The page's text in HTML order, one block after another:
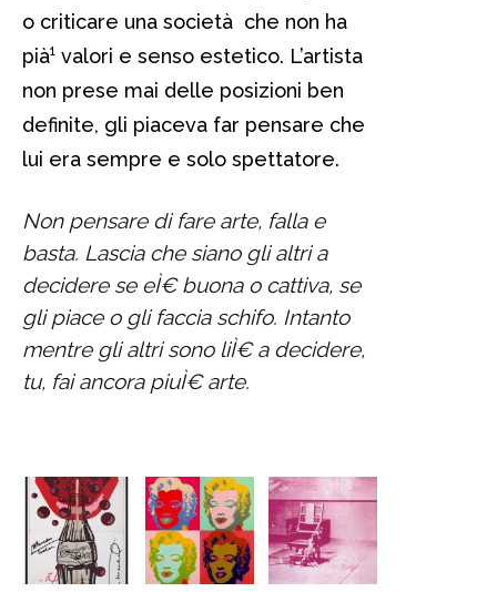
o criticare una società che non ha
pià¹ valori e senso estetico. L’artista
non prese mai delle posizioni ben
definite, gli piaceva far pensare che
lui era sempre e solo spettatore.
Non pensare di fare arte, falla e
basta. Lascia che siano gli altri a
decidere se eÌ€ buona o cattiva, se
gli piace o gli faccia schifo. Intanto
mentre gli altri sono liÌ€ a decidere,
tu, fai ancora piuÌ€ arte.